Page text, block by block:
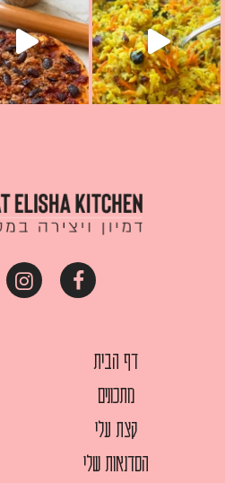
דף הבית
מתכונים
קצת עלי
הסדנאות שלי